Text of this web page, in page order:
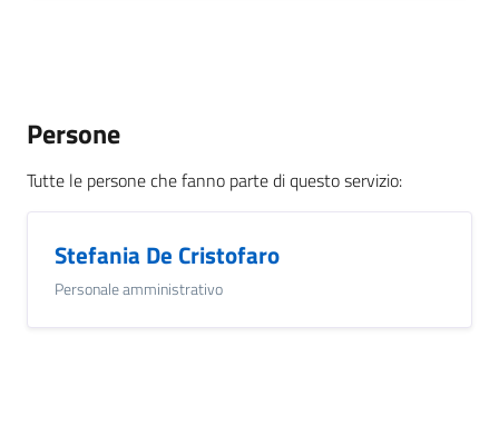
Persone
Tutte le persone che fanno parte di questo servizio:
Stefania De Cristofaro
Personale amministrativo